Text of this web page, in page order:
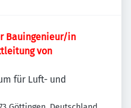
Bauingenieur/in
von
für Luft- und